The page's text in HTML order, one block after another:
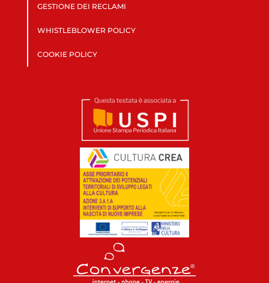
GESTIONE DEI RECLAMI
WHISTLEBLOWER POLICY
COOKIE POLICY